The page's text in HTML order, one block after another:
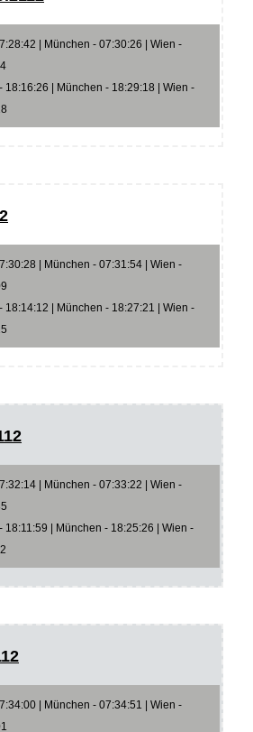
| München - 07:30:26 | Wien -
| München - 18:29:18 | Wien -
| München - 07:31:54 | Wien -
| München - 18:27:21 | Wien -
| München - 07:33:22 | Wien -
| München - 18:25:26 | Wien -
| München - 07:34:51 | Wien -